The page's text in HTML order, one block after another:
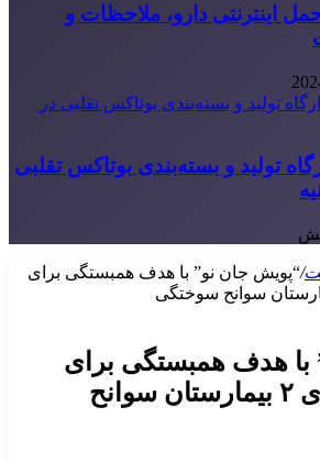
اینترنتی دارو، ملاحظات و
تولید و بسته‌بندی بوتاکس تقلبی
/“پویش جان نو” با هدف همبستگی برای
با هدف همبستگی برای
تکمیل و بازسازی ۲ بیمارستان سوانح